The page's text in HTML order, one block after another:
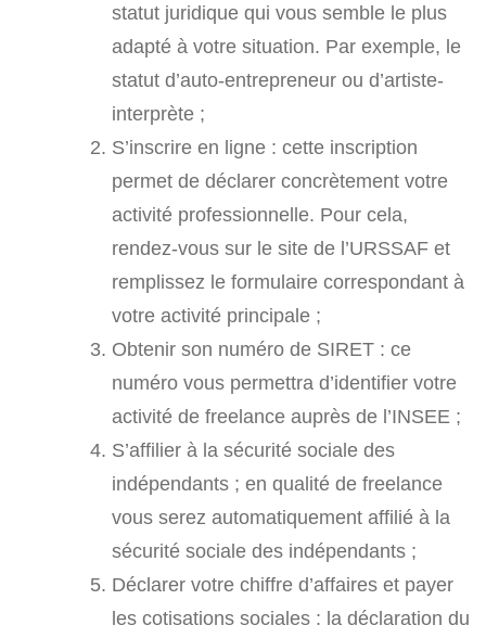
statut juridique qui vous semble le plus
adapté à votre situation. Par exemple, le
statut d’auto-entrepreneur ou d’artiste-
interprète ;
S’inscrire en ligne : cette inscription
permet de déclarer concrètement votre
activité professionnelle. Pour cela,
rendez-vous sur le site de l’URSSAF et
remplissez le formulaire correspondant à
votre activité principale ;
Obtenir son numéro de SIRET : ce
numéro vous permettra d’identifier votre
activité de freelance auprès de l’INSEE ;
S’affilier à la sécurité sociale des
indépendants ; en qualité de freelance
vous serez automatiquement affilié à la
sécurité sociale des indépendants ;
Déclarer votre chiffre d’affaires et payer
les cotisations sociales : la déclaration du